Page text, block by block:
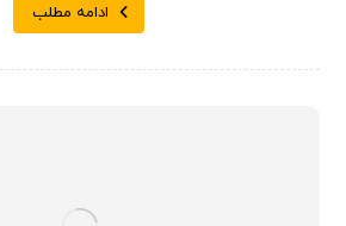
ادامه مطلب